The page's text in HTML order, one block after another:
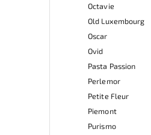
Octavie
Old Luxembourg
Oscar
Ovid
Pasta Passion
Perlemor
Petite Fleur
Piemont
Purismo